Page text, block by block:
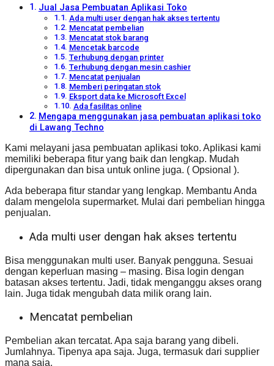
Jual Jasa Pembuatan Aplikasi Toko
Ada multi user dengan hak akses tertentu
Mencatat pembelian
Mencatat stok barang
Mencetak barcode
Terhubung dengan printer
Terhubung dengan mesin cashier
Mencatat penjualan
Memberi peringatan stok
Eksport data ke Microsoft Excel
Ada fasilitas online
Mengapa menggunakan jasa pembuatan aplikasi toko
di Lawang Techno
Kami melayani jasa pembuatan aplikasi toko. Aplikasi kami
memiliki beberapa fitur yang baik dan lengkap. Mudah
dipergunakan dan bisa untuk online juga. ( Opsional ).
Ada beberapa fitur standar yang lengkap. Membantu Anda
dalam mengelola supermarket. Mulai dari pembelian hingga
penjualan.
Ada multi user dengan hak akses tertentu
Bisa menggunakan multi user. Banyak pengguna. Sesuai
dengan keperluan masing – masing. Bisa login dengan
batasan akses tertentu. Jadi, tidak menganggu akses orang
lain. Juga tidak mengubah data milik orang lain.
Mencatat pembelian
Pembelian akan tercatat. Apa saja barang yang dibeli.
Jumlahnya. Tipenya apa saja. Juga, termasuk dari supplier
mana saja.